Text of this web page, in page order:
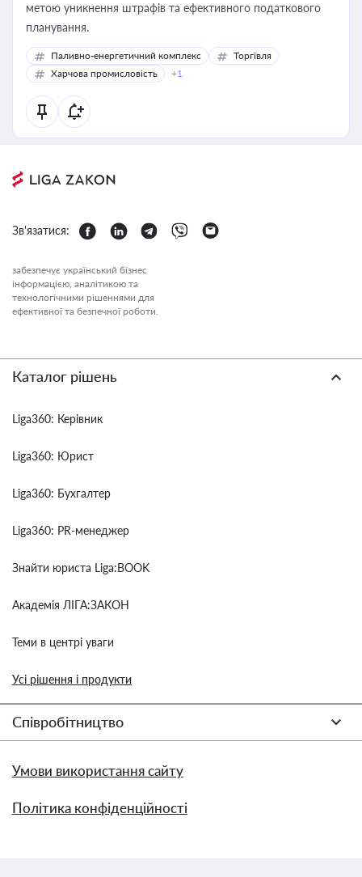
метою уникнення штрафів та ефективного податкового
планування.
Паливно-енергетичний комплекс
Торгівля
Харчова промисловість
+1
Зв'язатися:
забезпечує український бізнес
інформацією, аналітикою та
технологічними рішеннями для
ефективної та безпечної роботи.
Каталог рішень
Liga360: Керівник
Liga360: Юрист
Liga360: Бухгалтер
Liga360: PR-менеджер
Знайти юриста Liga:BOOK
Академія ЛІГА:ЗАКОН
Теми в центрі уваги
Усі рішення і продукти
Співробітництво
Умови використання сайту
Політика конфіденційності